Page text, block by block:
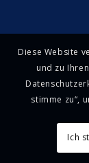
Diese Website
und zu
stimme zu“,
Ich